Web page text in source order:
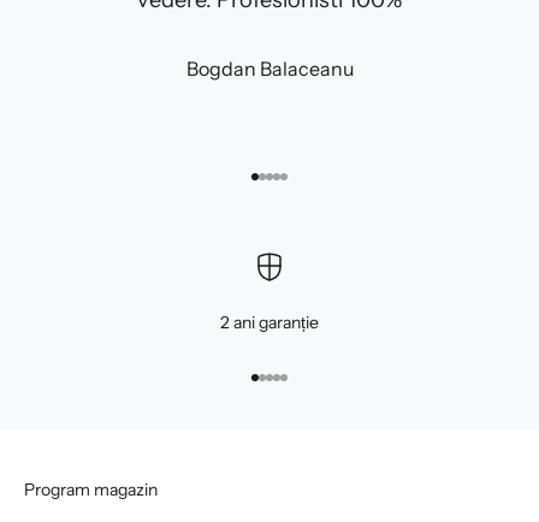
Bogdan Balaceanu
Mergi la articolul 1
Mergi la articolul 2
Mergi la articolul 3
Mergi la articolul 4
Mergi la articolul 5
2 ani garanție
Mergi la articolul 1
Mergi la articolul 2
Mergi la articolul 3
Mergi la articolul 4
Mergi la articolul 5
Program magazin